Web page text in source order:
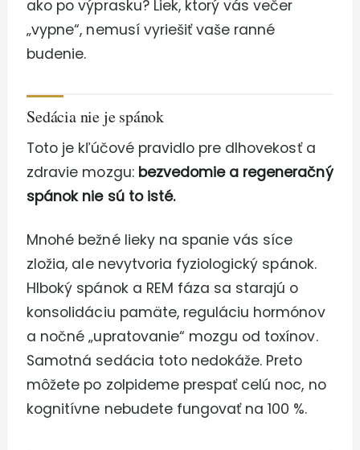
ako po výprasku? Liek, ktorý vás večer
„vypne“, nemusí vyriešiť vaše ranné
budenie.
Sedácia nie je spánok
Toto je kľúčové pravidlo pre dlhovekosť a
zdravie mozgu: bezvedomie a regeneračný
spánok nie sú to isté.
Mnohé bežné lieky na spanie vás síce
zložia, ale nevytvoria fyziologický spánok.
Hlboký spánok a REM fáza sa starajú o
konsolidáciu pamäte, reguláciu hormónov
a nočné „upratovanie“ mozgu od toxínov.
Samotná sedácia toto nedokáže. Preto
môžete po zolpideme prespať celú noc, no
kognitívne nebudete fungovať na 100 %.